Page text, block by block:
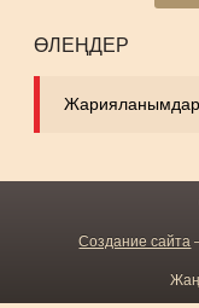
ӨЛЕҢДЕР
Жарияланымдар
Создание сайта